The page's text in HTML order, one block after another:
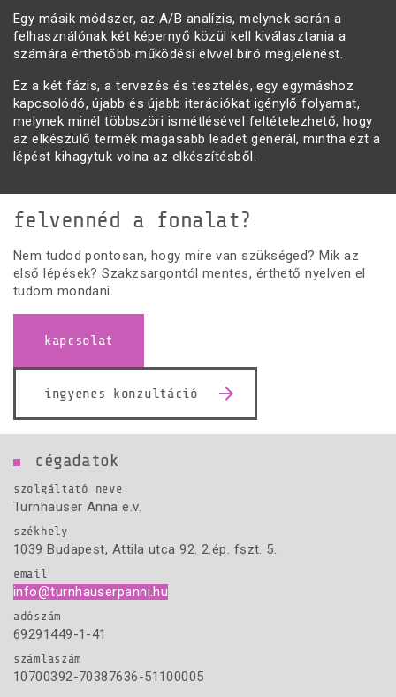
Egy másik módszer, az A/B analízis, melynek során a
felhasználónak két képernyő közül kell kiválasztania a
számára érthetőbb működési elvvel bíró megjelenést.
Ez a két fázis, a tervezés és tesztelés, egy egymáshoz
kapcsolódó, újabb és újabb iterációkat igénylő folyamat,
melynek minél többszöri ismétlésével feltételezhető, hogy
az elkészülő termék magasabb leadet generál, mintha ezt a
lépést kihagytuk volna az elkészítésből.
felvennéd a fonalat?
Nem tudod pontosan, hogy mire van szükséged? Mik az
első lépések? Szakzsargontól mentes, érthető nyelven el
tudom mondani.
kapcsolat
ingyenes konzultáció
cégadatok
szolgáltató neve
Turnhauser Anna e.v.
székhely
1039 Budapest, Attila utca 92. 2.ép. fszt. 5.
email
info@turnhauserpanni.hu
adószám
69291449-1-41
számlaszám
10700392-70387636-51100005